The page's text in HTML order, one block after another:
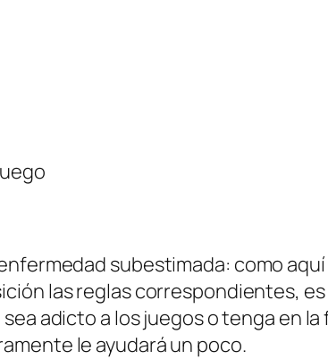
subestimada: como
las reglas correspondientes,
adicto a los juegos o tenga en
le ayudará un poco.